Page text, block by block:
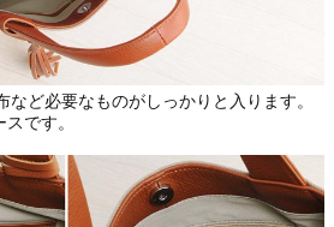
など必要なものがしっかりと入ります。
です。